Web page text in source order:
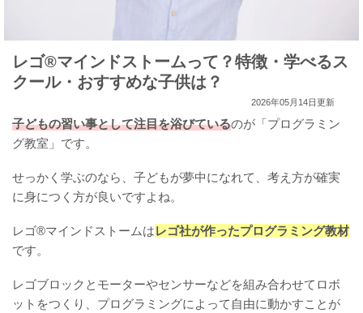
レゴ®マインドストームって？特徴・学べるス
クール・おすすめな子供は？
2026年05月14日更新
子どもの習い事として注目を浴びているのが「プログラミン
グ教室」です。
せっかく学ぶのなら、子どもが夢中になれて、考え方が確実
に身につく方が良いですよね。
レゴ®マインドストームはレゴ社が作ったプログラミング教材
です。
レゴブロックとモーターやセンサーなどを組み合わせてロボ
ットをつくり、プログラミングによって自由に動かすことが